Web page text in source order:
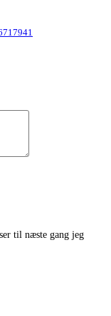
til næste gang jeg